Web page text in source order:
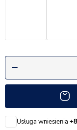
Usługa wniesienia